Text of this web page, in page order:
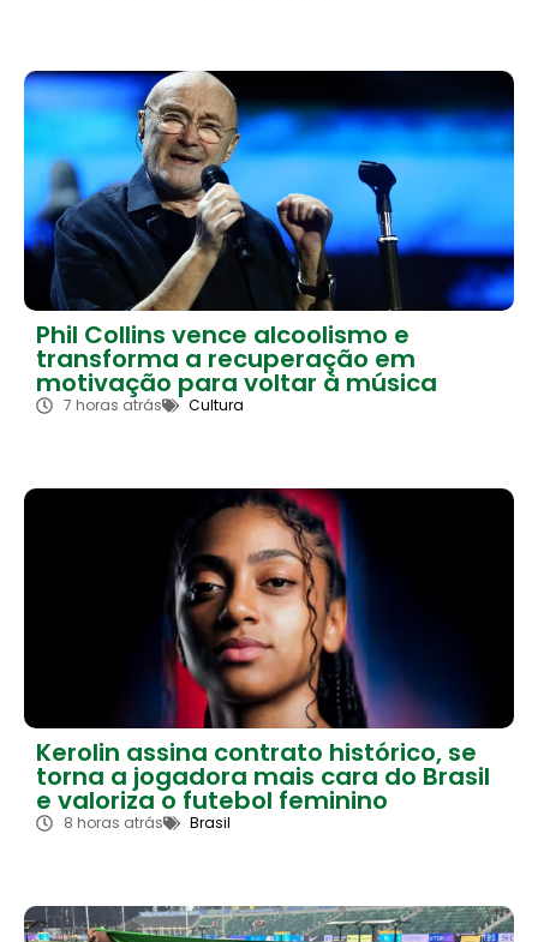
Phil Collins vence alcoolismo e
transforma a recuperação em
motivação para voltar à música
7 horas atrás Cultura
Kerolin assina contrato histórico, se
torna a jogadora mais cara do Brasil
e valoriza o futebol feminino
8 horas atrás Brasil